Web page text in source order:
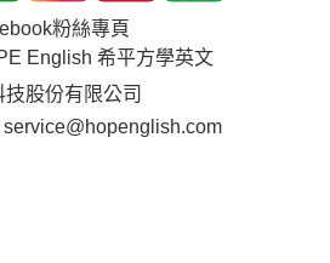
粉絲專頁
English 希平方學英文
股份有限公司
service@hopenglish.com